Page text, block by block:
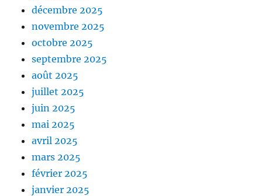
décembre 2025
novembre 2025
octobre 2025
septembre 2025
août 2025
juillet 2025
juin 2025
mai 2025
avril 2025
mars 2025
février 2025
janvier 2025